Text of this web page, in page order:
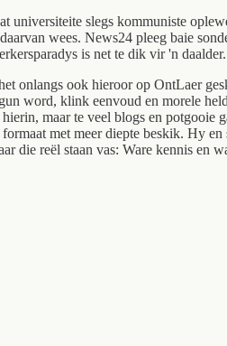
slegs kommuniste
wees. News24 pleeg baie
is net te dik vir 'n daalder.
onlangs ook hieroor op OntLaer
word, klink eenvoud en morele
maar te veel blogs en potgooie
met meer diepte beskik. Hy
reël staan vas: Ware kennis en